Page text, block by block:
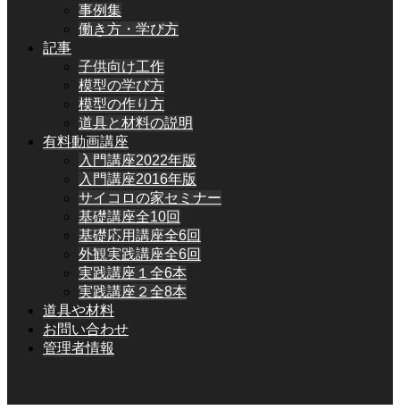
事例集
働き方・学び方
記事
子供向け工作
模型の学び方
模型の作り方
道具と材料の説明
有料動画講座
入門講座2022年版
入門講座2016年版
サイコロの家セミナー
基礎講座全10回
基礎応用講座全6回
外観実践講座全6回
実践講座１全6本
実践講座２全8本
道具や材料
お問い合わせ
管理者情報